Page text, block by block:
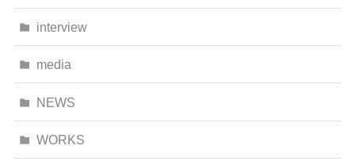
interview
media
NEWS
WORKS